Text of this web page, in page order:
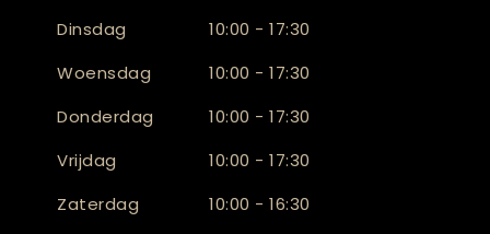
Dinsdag
10:00 - 17:30
Woensdag
10:00 - 17:30
Donderdag
10:00 - 17:30
Vrijdag
10:00 - 17:30
Zaterdag
10:00 - 16:30